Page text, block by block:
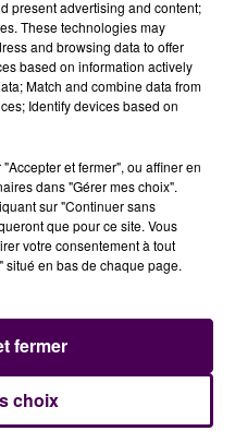
le ton de la confidence
© Nicolas Terrien
de l’Economie
personne du public.
nous enseigne, c’est
président se
je n’avais pas imaginé,
present advertising and content;
These technologies may
and browsing data to offer
based on information actively
Match and combine data from
Identify devices based on
et fermer", ou affiner en
dans "Gérer mes choix".
sur "Continuer sans
que pour ce site. Vous
votre consentement à tout
en bas de chaque page.
choix
fermer